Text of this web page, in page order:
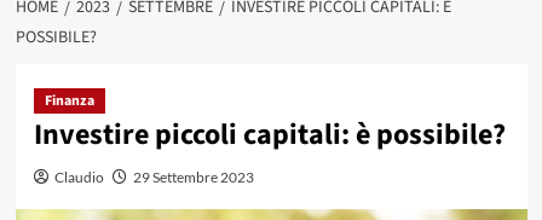
HOME 2023 SETTEMBRE
INVESTIRE PICCOLI CAPITALI: È
POSSIBILE?
Finanza
Investire piccoli capitali: è possibile?
Claudio 29 Settembre 2023